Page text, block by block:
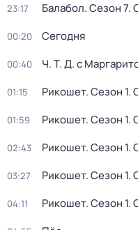
23:17 Балабол. Сезон 7.
00:20 Сегодня
00:40 Ч. T. Д. с
01:15 Рикошет. Сезон 1.
01:59 Рикошет. Сезон 1.
02:43 Рикошет. Сезон 1.
03:27 Рикошет. Сезон 1.
04:11 Рикошет. Сезон 1.